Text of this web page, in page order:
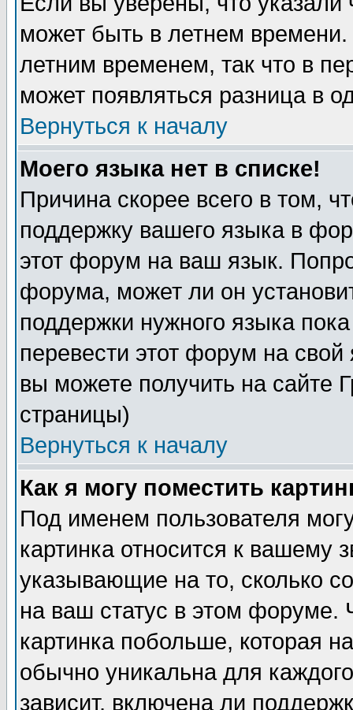
может быть в летнем
летним временем, так что в
может появляться разница в
Вернуться к началу
Моего языка нет в списке!
Причина скорее всего в том,
поддержку вашего языка в
этот форум на ваш язык.
форума, может ли он
поддержки нужного языка
перевести этот форум на
вы можете получить на сайте
страницы)
Вернуться к началу
Как я могу поместить
Под именем пользователя
картинка относится к вашему
указывающие на то, сколько
на ваш статус в этом форуме.
картинка побольше, которая
обычно уникальна для
зависит, включена ли